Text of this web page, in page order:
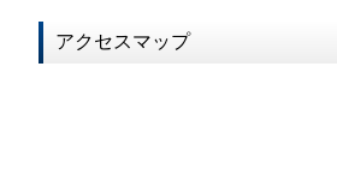
アクセスマップ